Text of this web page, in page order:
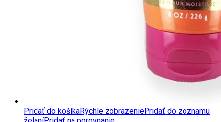
Pridať do košíkaRýchle zobrazeniePridať do zoznamu